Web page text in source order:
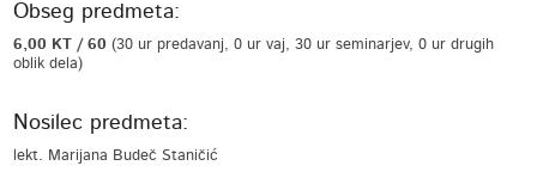
Obseg predmeta:
6,00 KT / 60(30 ur predavanj, 0 ur vaj, 30 ur seminarjev, 0 ur drugih
oblik dela)
Nosilec predmeta:
lekt. Marijana Budeč Staničić